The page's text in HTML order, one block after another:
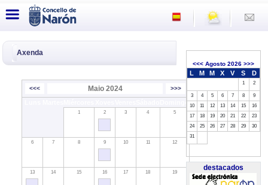
Axenda
<<< Maio 2024 >>>
Domingo
1 2 3 4 5
6 7 8 9 10 11 12
13 14 15 16 17 18 19
<<<Agosto 2026 >>>
L M M X V S D
1 2
3 4 5 6 7 8
9
10
11 12 13 14 15
16
17
18 19 20 21 22
23
24
25 26 27 28 29
30
31
destacados